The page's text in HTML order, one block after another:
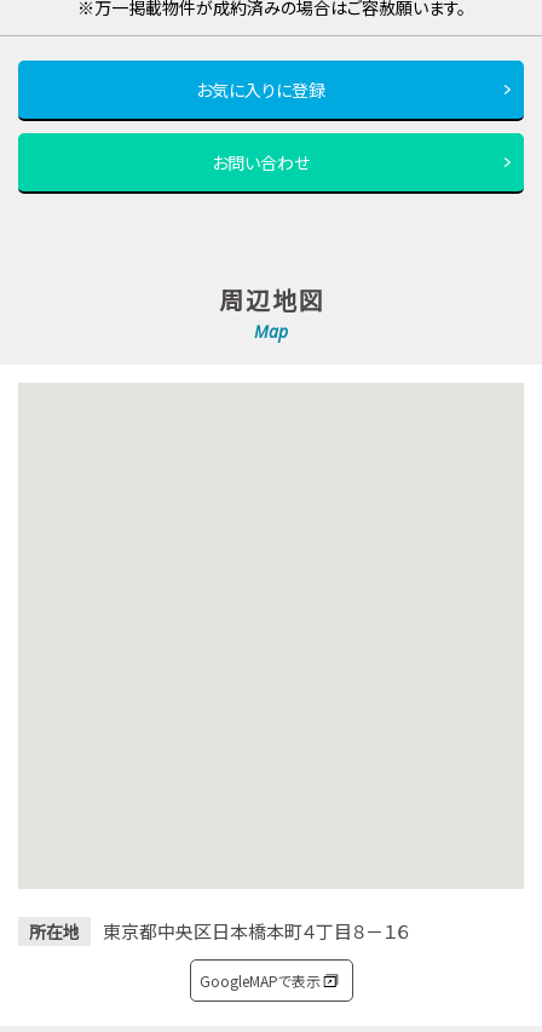
※万一掲載物件が成約済みの場合はご容赦願います。
お気に入りに登録
お問い合わせ
周辺地図
Map
所在地 東京都中央区日本橋本町４丁目８－１６
GoogleMAPで表示